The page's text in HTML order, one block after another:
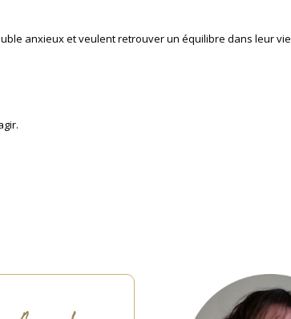
anxieux et veulent retrouver un équilibre dans leur vie